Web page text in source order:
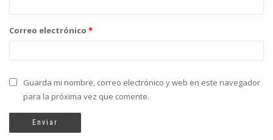
Correo electrónico *
Guarda mi nombre, correo electrónico y web en este navegador
para la próxima vez que comente.